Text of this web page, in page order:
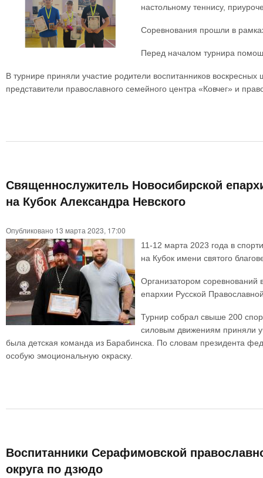
настольному теннису,
Соревнования прошли в
Перед началом турнира
В турнире приняли участие родители воспитанников
представители православного семейного центра «Ковчег» и
Священнослужитель Новосибирской
на Кубок Александра Невского
Опубликовано 13 марта 2023, 17:00
11-12 марта 2023 года в
на Кубок имени святого
Организатором соревнований
епархии Русской
Турнир собрал свыше 200
силовым движениям приняли
была детская команда из Барабинска. По словам президента
особую эмоциональную окраску.
Воспитанники Серафимовской
округа по дзюдо